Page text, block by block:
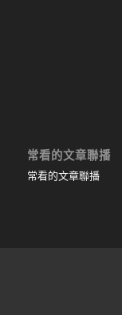
常看的文章聯播
常看的文章聯播